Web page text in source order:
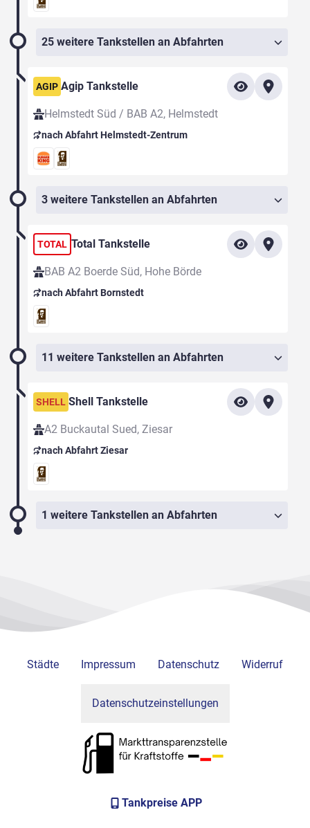
25 weitere Tankstellen an Abfahrten
AGIP Agip Tankstelle
Helmstedt Süd / BAB A2, Helmstedt
nach Abfahrt Helmstedt-Zentrum
3 weitere Tankstellen an Abfahrten
TOTAL Total Tankstelle
BAB A2 Boerde Süd, Hohe Börde
nach Abfahrt Bornstedt
11 weitere Tankstellen an Abfahrten
SHELL Shell Tankstelle
A2 Buckautal Sued, Ziesar
nach Abfahrt Ziesar
1 weitere Tankstellen an Abfahrten
Städte Impressum Datenschutz Widerruf
Datenschutzeinstellungen
Tankpreise APP